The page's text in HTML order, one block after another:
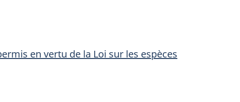
en vertu de la Loi sur les espèces